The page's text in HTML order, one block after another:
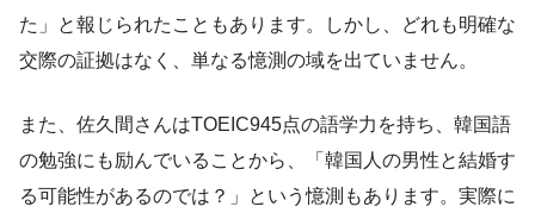
た」と報じられたこともあります。しかし、どれも明確な
交際の証拠はなく、単なる憶測の域を出ていません。
また、佐久間さんはTOEIC945点の語学力を持ち、韓国語
の勉強にも励んでいることから、「韓国人の男性と結婚す
る可能性があるのでは？」という憶測もあります。実際に